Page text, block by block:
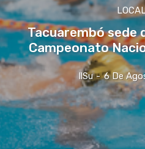
Tacuarembó sede
Campeonato
IlSu - 6 De